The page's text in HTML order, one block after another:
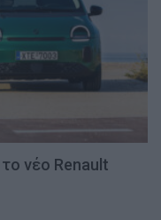
νέο Renault